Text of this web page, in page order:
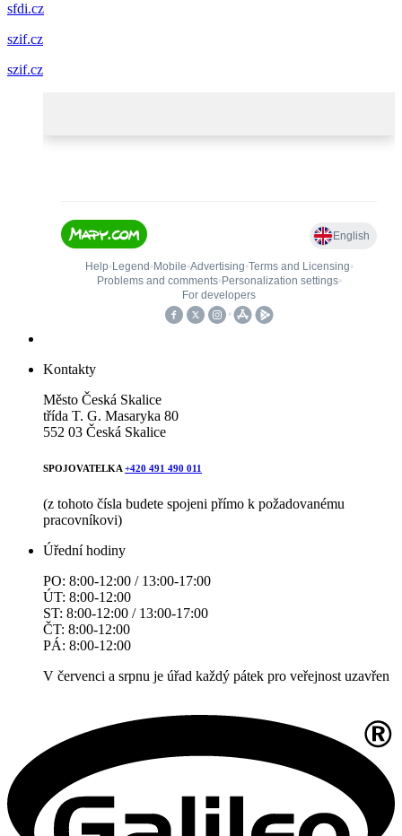
sfdi.cz
szif.cz
szif.cz
Kontakty
Město Česká Skalice
třída T. G. Masaryka 80
552 03 Česká Skalice
SPOJOVATELKA +420 491 490 011
(z tohoto čísla budete spojeni přímo k požadovanému
pracovníkovi)
Úřední hodiny
PO: 8:00-12:00 / 13:00-17:00
ÚT: 8:00-12:00
ST: 8:00-12:00 / 13:00-17:00
ČT: 8:00-12:00
PÁ: 8:00-12:00
V červenci a srpnu je úřad každý pátek pro veřejnost uzavřen